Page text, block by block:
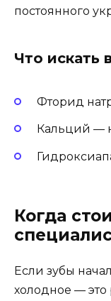
постоянного
Что искать
Фторид
Кальций —
Когда
Если зубы
холодное — это